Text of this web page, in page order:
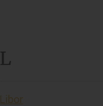
L
Libor